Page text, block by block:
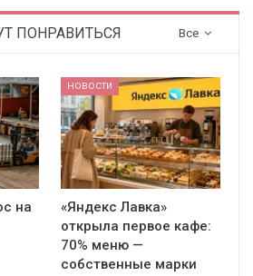
Все
ПОНРАВИТЬСЯ
на
НОВОСТИ
«Яндекс Лавка»
открыла первое кафе:
70% меню —
собственные марки